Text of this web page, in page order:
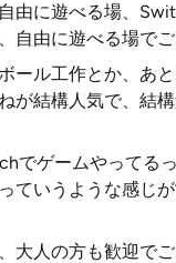
由に遊べる場、
自由に遊べる場でご
ール工作とか、あ
が結構人気で、結
でゲームやってる
ていうような感じ
大人の方も歓迎で